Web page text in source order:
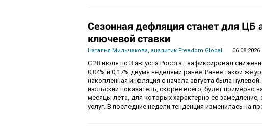
Сезонная дефляция станет для ЦБ
ключевой ставки
Наталья Мильчакова, аналитик Freedom Global 06.08.2026
С 28 июля по 3 августа Росстат зафиксировал
0,04% и 0,17% двумя неделями ранее. Ранее такой же
накопленная инфляция с начала августа была
июльский показатель, скорее всего, будет
месяцы лета, для которых характерно ее
услуг. В последние недели тенденция изменилась на